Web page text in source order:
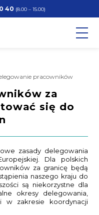
40 (8.00 – 15.00)
pracowników
za
się do
zasady delegowania
Dla polskich
za granicę będą
naszego kraju do
są niekorzystne dla
okresy delegowania,
w zakresie koordynacji